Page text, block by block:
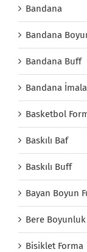
Bandana
Bandana
Bandana Buff
Bandana
Basketbol
Baskılı Baf
Baskılı Buff
Bayan Boyun
Bere Boyunluk
Bisiklet Forma